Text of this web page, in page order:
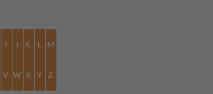
I J K L M
V W X Y Z